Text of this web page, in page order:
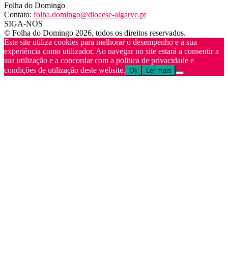
Folha do Domingo
Contato: folha.domingo@diocese-algarve.pt
SIGA-NOS
© Folha do Domingo 2026, todos os direitos reservados.
Este site utiliza cookies para melhorar o desempenho e a sua
experiência como utilizador. Ao navegar no site estará a consentir a
sua utilização e a concordar com a politica de privacidade e
condições de utilização deste website. Ok Ler mais